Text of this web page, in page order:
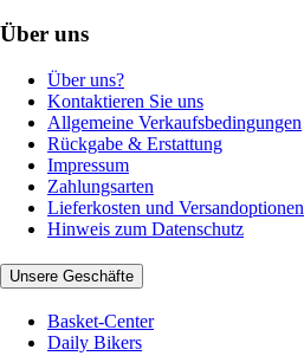
Über uns
Über uns?
Kontaktieren Sie uns
Allgemeine Verkaufsbedingungen
Rückgabe & Erstattung
Impressum
Zahlungsarten
Lieferkosten und Versandoptionen
Hinweis zum Datenschutz
Unsere Geschäfte
Basket-Center
Daily Bikers